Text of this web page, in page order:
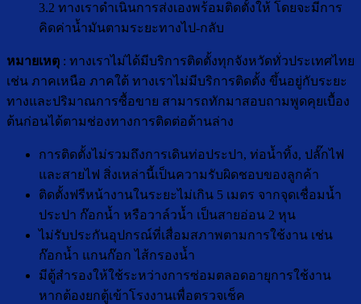
3.2 ทางเราดำเนินการส่งเองพร้อมติดตั้งให้ โดยจะมีการ
คิดค่าน้ำมันตามระยะทางไป-กลับ
หมายเหตุ : ทางเราไม่ได้มีบริการติดตั้งทุกจังหวัดทั่วประเทศไทย
เช่น ภาคเหนือ ภาคใต้ ทางเราไม่มีบริการติดตั้ง ขึ้นอยู่กับระยะ
ทางและปริมาณการซื้อขาย สามารถทักมาสอบถามพูดคุยเบื้อง
ต้นก่อนได้ตามช่องทางการติดต่อด้านล่าง
การติดตั้งไม่รวมถึงการเดินท่อประปา, ท่อน้ำทิ้ง, ปลั๊กไฟ
และสายไฟ สิ่งเหล่านี้เป็นความรับผิดชอบของลูกค้า
ติดตั้งฟรีหน้างานในระยะไม่เกิน 5 เมตร จากจุดเชื่อมน้ำ
ประปา ก๊อกน้ำ หรือวาล์วน้ำ เป็นสายอ่อน 2 หุน
ไม่รับประกันอุปกรณ์ที่เสื่อมสภาพตามการใช้งาน เช่น
ก๊อกน้ำ แกนก๊อก ไส้กรองน้ำ
มีตู้สำรองให้ใช้ระหว่างการซ่อมตลอดอายุการใช้งาน
หากต้องยกตู้เข้าโรงงานเพื่อตรวจเช็ค